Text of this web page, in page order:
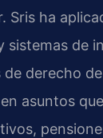
Sris ha
sistemas de
derecho
asuntos